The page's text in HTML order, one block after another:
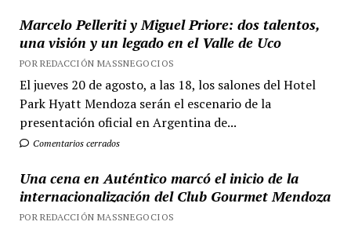
Marcelo Pelleriti y Miguel Priore: dos talentos,
una visión y un legado en el Valle de Uco
POR REDACCIÓN MASSNEGOCIOS
El jueves 20 de agosto, a las 18, los salones del Hotel
Park Hyatt Mendoza serán el escenario de la
presentación oficial en Argentina de...
Comentarios cerrados
Una cena en Auténtico marcó el inicio de la
internacionalización del Club Gourmet Mendoza
POR REDACCIÓN MASSNEGOCIOS